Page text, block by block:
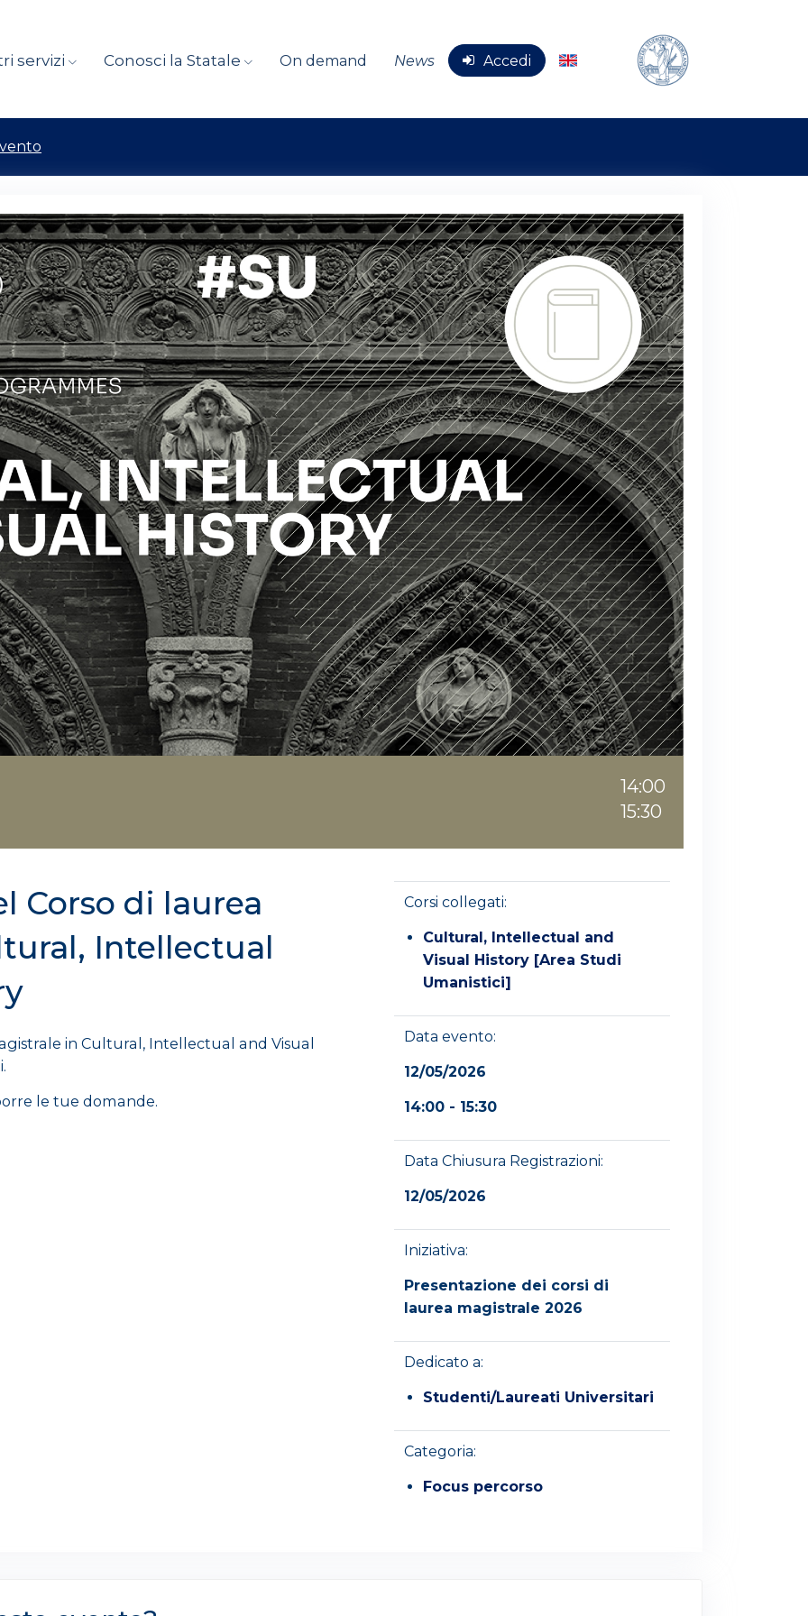
servizi Conosci la Statale On demand News Accedi
14:00
15:30
Corso di laurea
Intellectual
in Cultural, Intellectual and Visual
le tue domande.
Corsi collegati:
Cultural, Intellectual and
Visual History [Area Studi
Umanistici]
Data evento:
12/05/2026
14:00 - 15:30
Data Chiusura Registrazioni:
12/05/2026
Iniziativa:
Presentazione dei corsi di
laurea magistrale 2026
Dedicato a:
Studenti/Laureati Universitari
Categoria:
Focus percorso